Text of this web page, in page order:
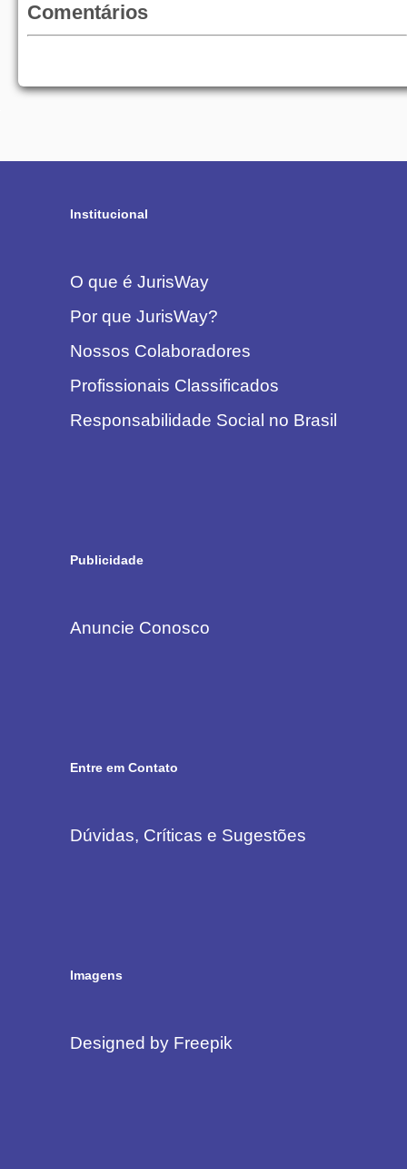
Comentários
Institucional
O que é JurisWay
Por que JurisWay?
Nossos Colaboradores
Profissionais Classificados
Responsabilidade Social no Brasil
Publicidade
Anuncie Conosco
Entre em Contato
Dúvidas, Críticas e Sugestões
Imagens
Designed by Freepik